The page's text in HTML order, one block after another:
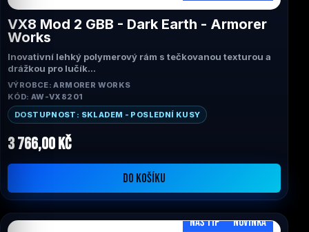
VX8 Mod 2 GBB - Dark Earth - Armorer
Works
Inovativní lehký polymerový rám s tečkovanou texturou a
drážkou pro lučík
Integrovaná 20mm lišta Picatinny pro montáž svítilny a
laseru
Ultra lehký zpětný ráz a ostrý a hbitý zpětný ráz
Závitová vnější hlaveň připravená pro montáž
kompenzátorů nebo tlumičů
Výrazný bobří ocas zabraňuje zakousnutí závěru
Agresivní odlehčovací vroubkování závěru
VÝROBCE: ARMORER WORKS
KÓD: AW-VX8201
DOSTUPNOST: SKLADEM - POSLEDNÍ KUSY
3 766,00 Kč
DO KOŠÍKU
NÁŠ TIP NOVINKA